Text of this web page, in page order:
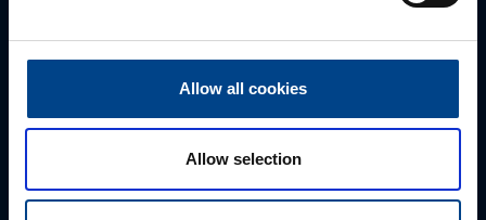
Allow all cookies
Allow selection